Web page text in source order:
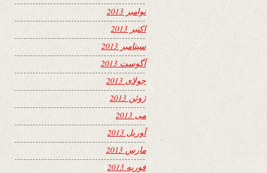
نوامبر 2013
اکتبر 2013
سپتامبر 2013
آگوست 2013
جولای 2013
ژوئن 2013
می 2013
آوریل 2013
مارس 2013
فوریه 2013